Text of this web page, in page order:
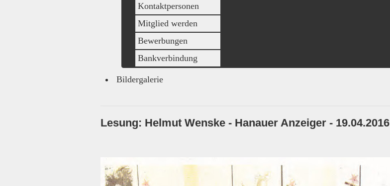
Kontaktpersonen
Mitglied werden
Bewerbungen
Bankverbindung
Bildergalerie
Lesung: Helmut Wenske - Hanauer Anzeiger - 19.04.2016